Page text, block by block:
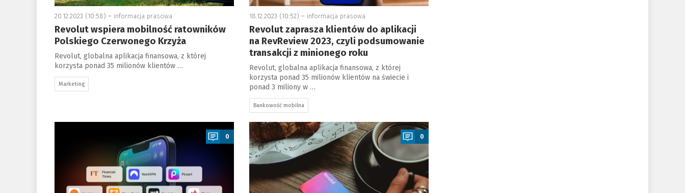
20.12.2023 (10:58) – informacja prasowa
Revolut wspiera mobilność ratowników
Polskiego Czerwonego Krzyża
Revolut, globalna aplikacja finansowa, z której
korzysta ponad 35 milionów klientów …
Marketing
18.12.2023 (10:52) – informacja prasowa
Revolut zaprasza klientów do aplikacji
na RevReview 2023, czyli podsumowanie
transakcji z minionego roku
Revolut, globalna aplikacja finansowa, z której
korzysta ponad 35 milionów klientów na świecie i
ponad 3 miliony w …
Bankowość mobilna
a
0
a
0